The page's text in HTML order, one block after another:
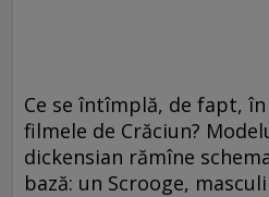
Ce se întîmplă, de fapt, în
filmele de Crăciun?
dickensian rămîne
bază: un Scrooge,